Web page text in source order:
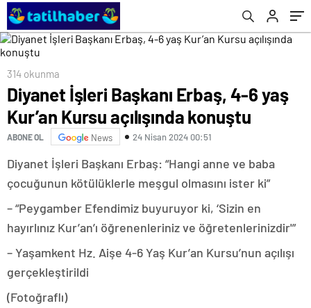
314 okunma
Diyanet İşleri Başkanı Erbaş, 4-6 yaş
Kur’an Kursu açılışında konuştu
ABONE OL News 24 Nisan 2024 00:51
Diyanet İşleri Başkanı Erbaş: “Hangi anne ve baba
çocuğunun kötülüklerle meşgul olmasını ister ki”
– “Peygamber Efendimiz buyuruyor ki, ‘Sizin en
hayırlınız Kur’an’ı öğrenenleriniz ve öğretenlerinizdir'”
– Yaşamkent Hz. Aişe 4-6 Yaş Kur’an Kursu’nun açılışı
gerçekleştirildi
(Fotoğraflı)